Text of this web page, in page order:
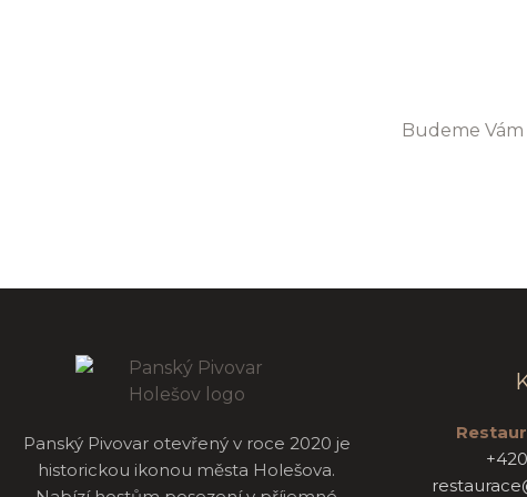
Budeme
Panský Pivovar otevřený v roce 2020 je
historickou ikonou města Holešova.